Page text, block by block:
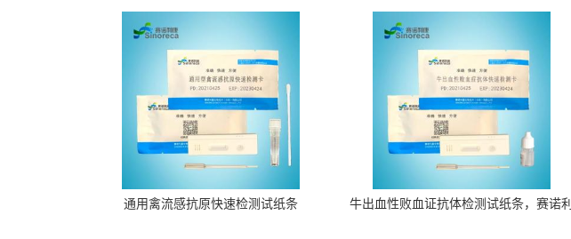
通用禽流感抗原快速检测试纸条
牛出血性败血证抗体检测试纸条，赛诺利